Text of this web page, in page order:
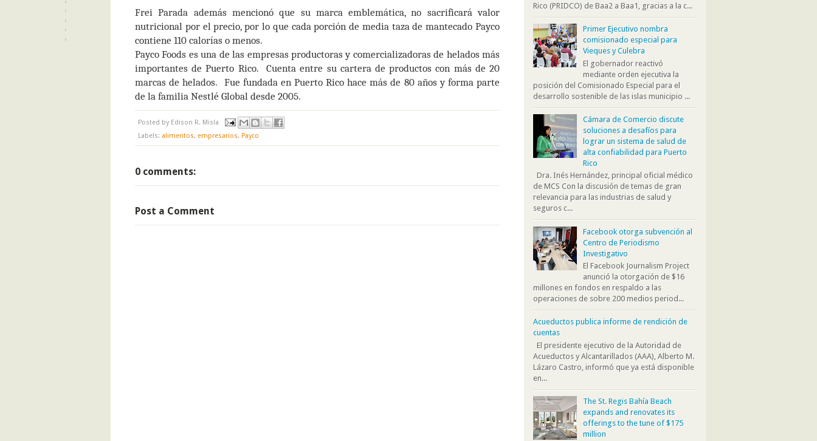
Frei Parada además mencionó que su marca emblemática, no sacrificará valor
nutricional por el precio, por lo que cada porción de media taza de mantecado Payco
contiene 110 calorías o menos.
Payco Foods es una de las empresas productoras y comercializadoras de helados más
importantes de Puerto Rico.
Cuenta entre su cartera de productos con más de 20
marcas de helados. Fue fundada en Puerto Rico hace más de 80 años y forma parte
de la familia Nestlé Global desde 2005.
Posted by Edison R. Misla
Labels: alimentos, empresarios, Payco
0 comments:
Post a Comment
Rico (PRIDCO) de Baa2 a Baa1, gracias a la c...
Primer Ejecutivo nombra
comisionado especial para
Vieques y Culebra
El gobernador reactivó
mediante orden ejecutiva la
posición del Comisionado Especial para el
desarrollo sostenible de las islas municipio ...
Cámara de Comercio discute
soluciones a desafíos para
lograr un sistema de salud de
alta confiabilidad para Puerto
Rico
Dra. Inés Hernández, principal oficial médico
de MCS Con la discusión de temas de gran
relevancia para las industrias de salud y
seguros c...
Facebook otorga subvención al
Centro de Periodismo
Investigativo
El Facebook Journalism Project
anunció la otorgación de $16
millones en fondos en respaldo a las
operaciones de sobre 200 medios period...
Acueductos publica informe de rendición de
cuentas
El presidente ejecutivo de la Autoridad de
Acueductos y Alcantarillados (AAA), Alberto M.
Lázaro Castro, informó que ya está disponible
en...
The St. Regis Bahía Beach
expands and renovates its
offerings to the tune of $175
million